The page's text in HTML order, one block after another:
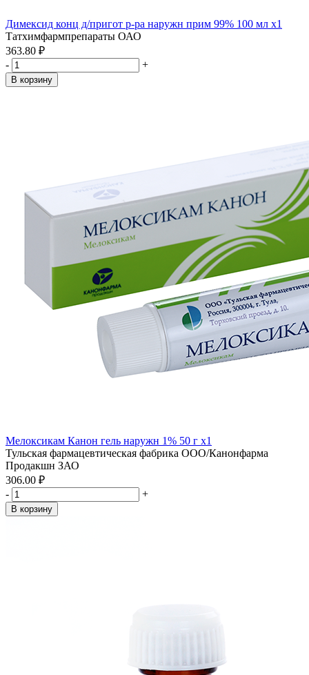
Димексид конц д/пригот р-ра наружн прим 99% 100 мл x1
Татхимфармпрепараты ОАО
363.80 ₽
-
+
В корзину
Мелоксикам Канон гель наружн 1% 50 г x1
Тульская фармацевтическая фабрика ООО/Канонфарма
Продакшн ЗАО
306.00 ₽
-
+
В корзину